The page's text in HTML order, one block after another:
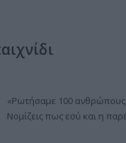
«Ρωτήσαμε 100 ανθρώπους
Νομίζεις πως εσύ και η